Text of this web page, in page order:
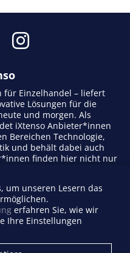
für Einzelhandel – liefert
Lösungen für die
und morgen. Als
iXtenso Anbieter*innen
Bereichen Technologie,
und behält dabei auch
finden hier nicht nur
Content fördert das
der Retail-Community.
Alltagstipps – iXtenso
zugänglich.
um unseren Lesern das
erfahren Sie, wie wir
Ihre Einstellungen